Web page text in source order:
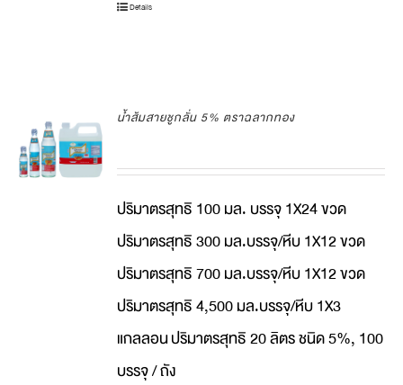
Details
น้ำส้มสายชูกลั่น 5% ตราฉลากทอง
ปริมาตรสุทธิ 100 มล. บรรจุ 1X24 ขวด
ปริมาตรสุทธิ 300 มล.บรรจุ/หีบ 1X12 ขวด
ปริมาตรสุทธิ 700 มล.บรรจุ/หีบ 1X12 ขวด
ปริมาตรสุทธิ 4,500 มล.บรรจุ/หีบ 1X3
แกลลอนปริมาตรสุทธิ 20 ลิตร ชนิด 5%, 100
บรรจุ / ถัง